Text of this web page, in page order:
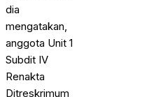
dia
mengatakan,
anggota Unit 1
Subdit IV
Renakta
Ditreskrimum